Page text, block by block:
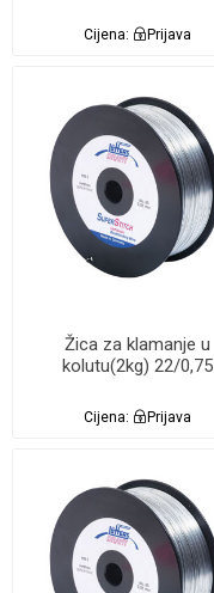
Cijena: Prijava
Žica za klamanje u
kolutu(2kg) 22/0,75
Cijena: Prijava